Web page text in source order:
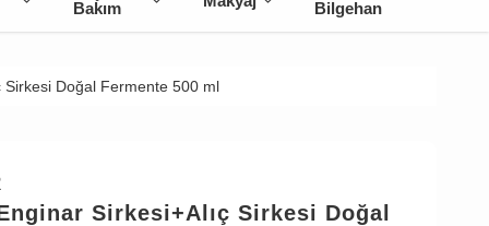
Bakım
Bilgehan
Sirkesi Doğal Fermente 500 ml
Sirkesi+Alıç Sirkesi Doğal